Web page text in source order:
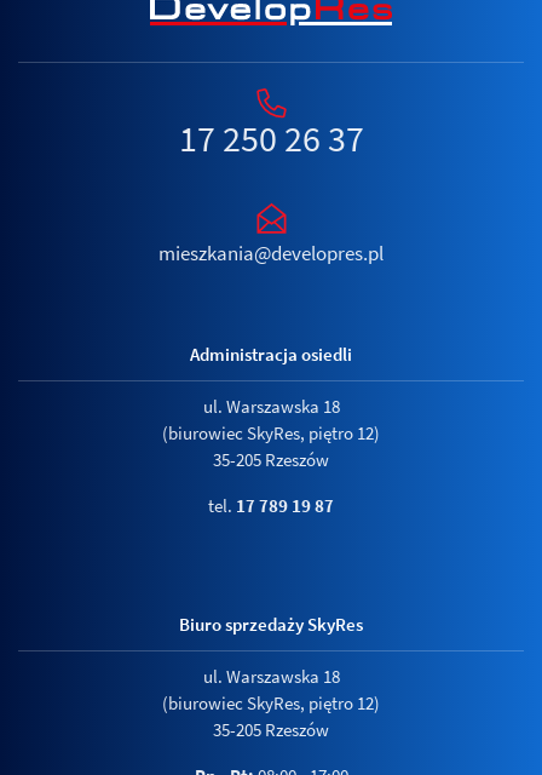
17 250 26 37
mieszkania@developres.pl
Administracja osiedli
ul. Warszawska 18
(biurowiec SkyRes, piętro 12)
35-205 Rzeszów
tel. 17 789 19 87
Biuro sprzedaży SkyRes
ul. Warszawska 18
(biurowiec SkyRes, piętro 12)
35-205 Rzeszów